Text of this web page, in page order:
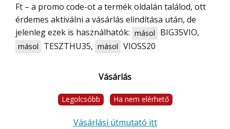
Ft – a promo code-ot a termék oldalán találod, ott
érdemes aktiválni a vásárlás elindítása után, de
jelenleg ezek is használhatók: másol BIG35VIO,
másol TESZTHU35, másol VIOSS20
Vásárlás
Legolcsóbb Ha nem elérhető
Vásárlási útmutató itt